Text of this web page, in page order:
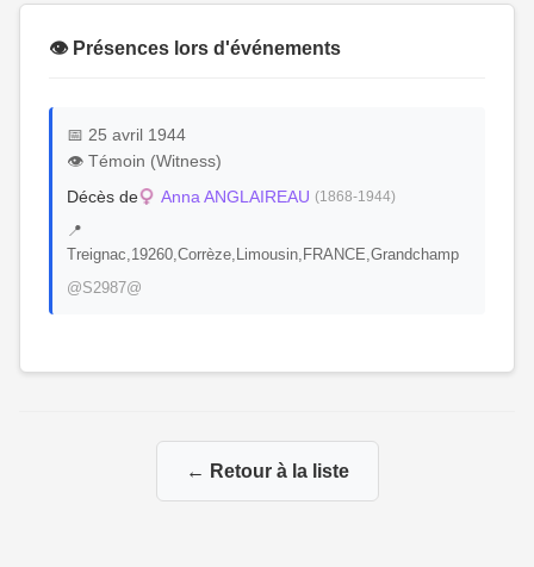
👁️ Présences lors d'événements
📅 25 avril 1944
👁️ Témoin (Witness)
Décès de
Anna ANGLAIREAU (1868-1944)
📍
Treignac,19260,Corrèze,Limousin,FRANCE,Grandchamp
@S2987@
← Retour à la liste